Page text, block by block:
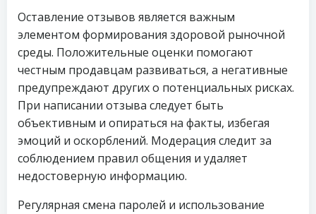
Оставление отзывов является важным
элементом формирования здоровой рыночной
среды. Положительные оценки помогают
честным продавцам развиваться, а негативные
предупреждают других о потенциальных рисках.
При написании отзыва следует быть
объективным и опираться на факты, избегая
эмоций и оскорблений. Модерация следит за
соблюдением правил общения и удаляет
недостоверную информацию.
Регулярная смена паролей и использование